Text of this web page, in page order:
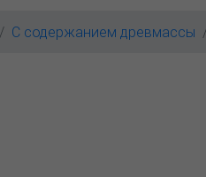
С содержанием древмассы